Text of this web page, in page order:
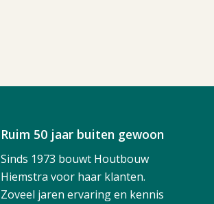
Ruim 50 jaar buiten gewoon
Sinds 1973 bouwt Houtbouw
Hiemstra voor haar klanten.
Zoveel jaren ervaring en kennis